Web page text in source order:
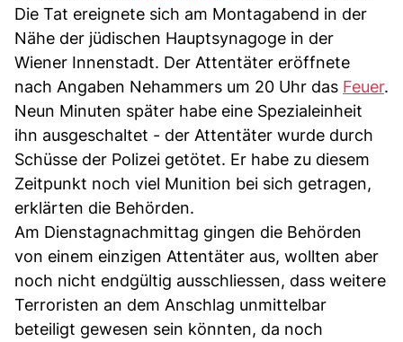
Die Tat ereignete sich am Montagabend in der
Nähe der jüdischen Hauptsynagoge in der
Wiener Innenstadt. Der Attentäter eröffnete
nach Angaben Nehammers um 20 Uhr das Feuer.
Neun Minuten später habe eine Spezialeinheit
ihn ausgeschaltet - der Attentäter wurde durch
Schüsse der Polizei getötet. Er habe zu diesem
Zeitpunkt noch viel Munition bei sich getragen,
erklärten die Behörden.
Am Dienstagnachmittag gingen die Behörden
von einem einzigen Attentäter aus, wollten aber
noch nicht endgültig ausschliessen, dass weitere
Terroristen an dem Anschlag unmittelbar
beteiligt gewesen sein könnten, da noch